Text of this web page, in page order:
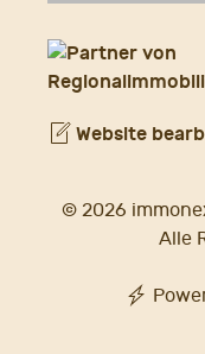
Website
© 2026
Alle